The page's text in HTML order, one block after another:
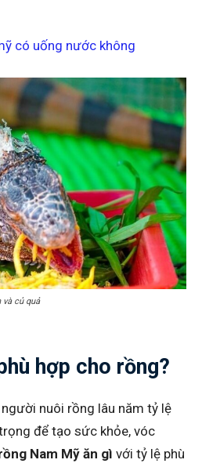
có uống nước không
và củ quả
hợp cho rồng?
nuôi rồng lâu năm tỷ lệ
để tạo sức khỏe, vóc
Nam Mỹ ăn gì với tỷ lệ phù